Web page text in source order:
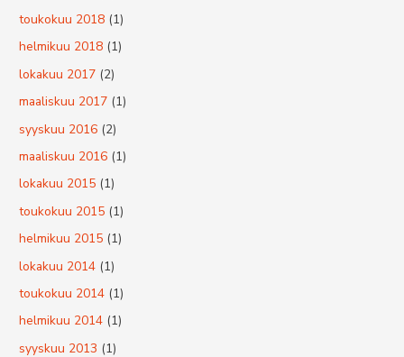
toukokuu 2018 (1)
helmikuu 2018 (1)
lokakuu 2017 (2)
maaliskuu 2017 (1)
syyskuu 2016 (2)
maaliskuu 2016 (1)
lokakuu 2015 (1)
toukokuu 2015 (1)
helmikuu 2015 (1)
lokakuu 2014 (1)
toukokuu 2014 (1)
helmikuu 2014 (1)
syyskuu 2013 (1)